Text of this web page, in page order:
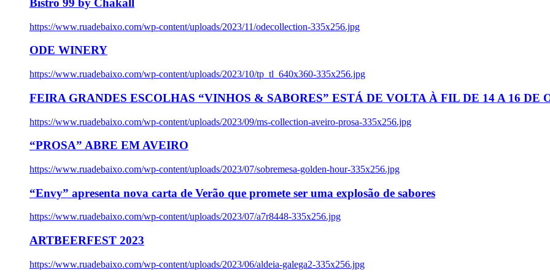
Bistro 99 by Chakall
https://www.ruadebaixo.com/wp-content/uploads/2023/11/odecollection-335x256.jpg
ODE WINERY
https://www.ruadebaixo.com/wp-content/uploads/2023/10/tp_tl_640x360-335x256.jpg
FEIRA GRANDES ESCOLHAS “VINHOS & SABORES” ESTÁ DE VOLTA À FIL DE 14 A 16 DE
https://www.ruadebaixo.com/wp-content/uploads/2023/09/ms-collection-aveiro-prosa-335x256.jpg
“PROSA” ABRE EM AVEIRO
https://www.ruadebaixo.com/wp-content/uploads/2023/07/sobremesa-golden-hour-335x256.jpg
“Envy” apresenta nova carta de Verão que promete ser uma explosão de sabores
https://www.ruadebaixo.com/wp-content/uploads/2023/07/a7r8448-335x256.jpg
ARTBEERFEST 2023
https://www.ruadebaixo.com/wp-content/uploads/2023/06/aldeia-galega2-335x256.jpg